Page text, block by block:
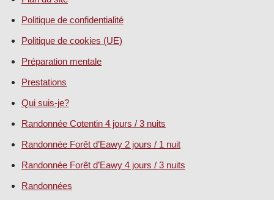
Politique de confidentialité
Politique de cookies (UE)
Préparation mentale
Prestations
Qui suis-je?
Randonnée Cotentin 4 jours / 3 nuits
Randonnée Forêt d’Eawy 2 jours / 1 nuit
Randonnée Forêt d’Eawy 4 jours / 3 nuits
Randonnées